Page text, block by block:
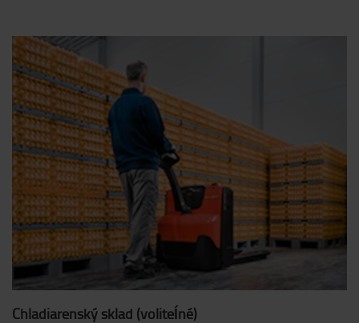
Chladiarenský sklad (voliteĺné)